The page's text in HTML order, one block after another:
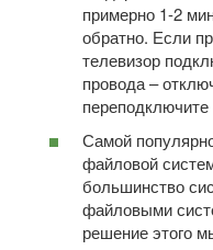
примерно 1-2
обратно. Если
телевизор
провода –
Самой
файловой
большинство
файловыми
решение этого